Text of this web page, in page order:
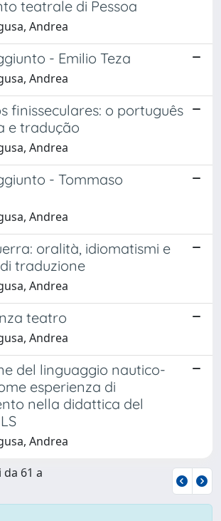
teatrale di Pessoa
Andrea
- Emilio Teza
Andrea
finisseculares: o português
e tradução
Andrea
- Tommaso
Andrea
oralità, idiomatismi e
traduzione
Andrea
teatro
Andrea
del linguaggio nautico-
esperienza di
nella didattica del
Andrea
61 a